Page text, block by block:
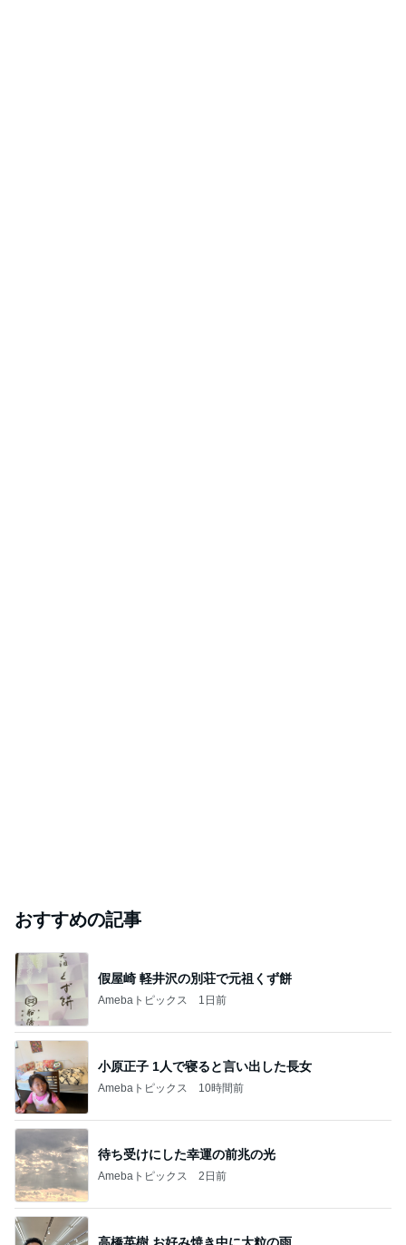
おすすめの記事
假屋崎 軽井沢の別荘で元祖くず餅
Amebaトピックス 1日前
小原正子 1人で寝ると言い出した長女
Amebaトピックス 10時間前
待ち受けにした幸運の前兆の光
Amebaトピックス 2日前
高橋英樹 お好み焼き中に大粒の雨